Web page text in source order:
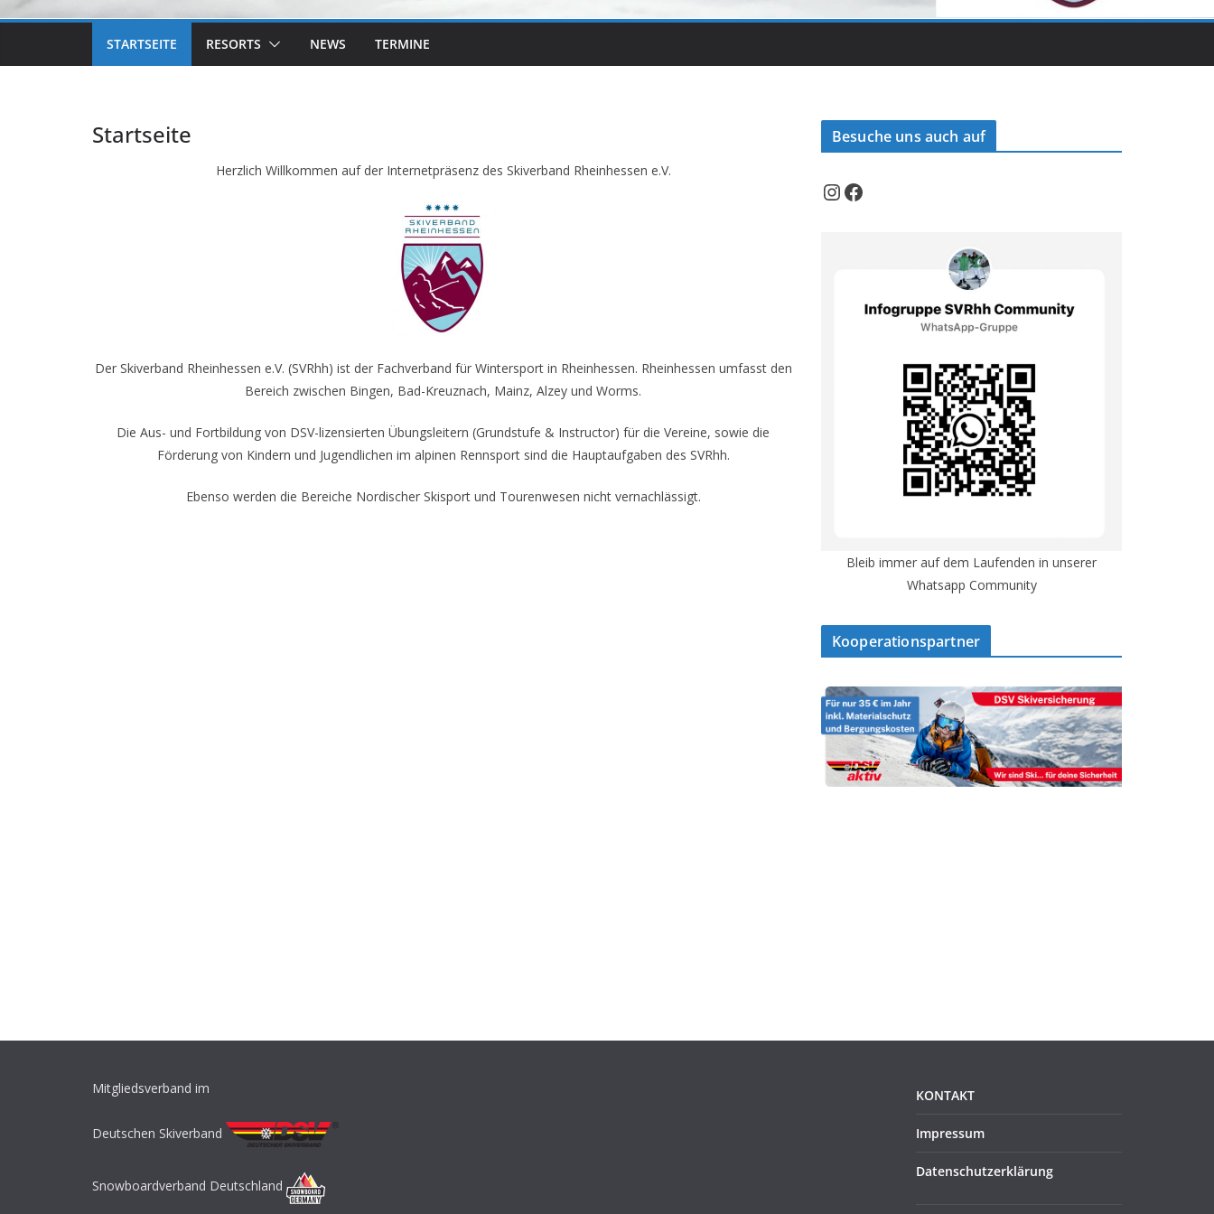
STARTSEITE RESORTS NEWS TERMINE
Startseite
Herzlich Willkommen auf der Internetpräsenz des Skiverband Rheinhessen e.V.
Der Skiverband Rheinhessen e.V. (SVRhh) ist der Fachverband für Wintersport in Rheinhessen. Rheinhessen umfasst den
Bereich zwischen Bingen, Bad-Kreuznach, Mainz, Alzey und Worms.
Die Aus- und Fortbildung von DSV-lizensierten Übungsleitern (Grundstufe & Instructor) für die Vereine, sowie die
Förderung von Kindern und Jugendlichen im alpinen Rennsport sind die Hauptaufgaben des SVRhh.
Ebenso werden die Bereiche Nordischer Skisport und Tourenwesen nicht vernachlässigt.
Besuche uns auch auf
InstagramFacebook
Bleib immer auf dem Laufenden in unserer
Whatsapp Community
Kooperationspartner
Mitgliedsverband im
Deutschen Skiverband
Snowboardverband Deutschland
KONTAKT
Impressum
Datenschutzerklärung